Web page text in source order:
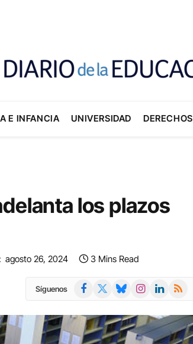
E INFANCIA UNIVERSIDAD DERECHOS
los plazos
agosto 26, 2024 3 Mins Read
Síguenos Facebook BlueskyInstagramLinkedIn
RSS